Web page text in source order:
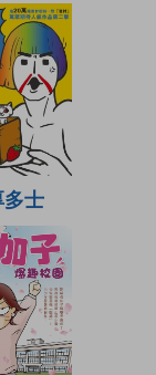
多士